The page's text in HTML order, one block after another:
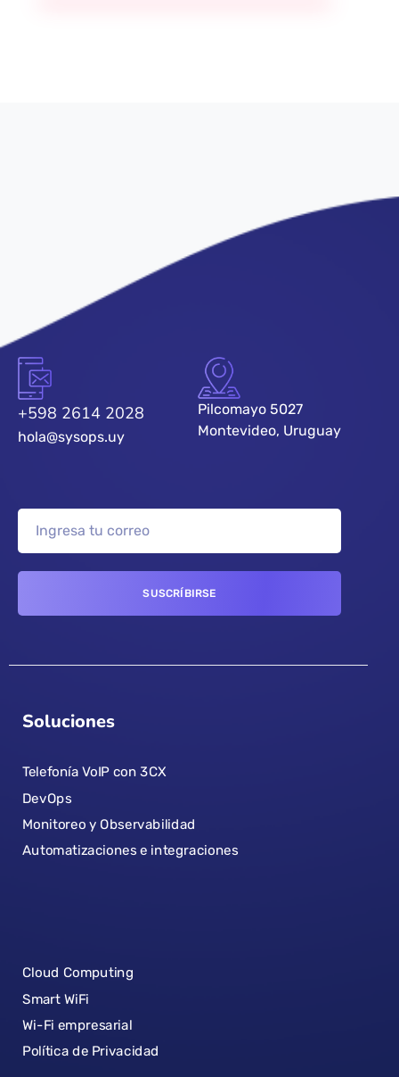
+598 2614 2028
hola@sysops.uy
Pilcomayo 5027
Montevideo, Uruguay
Soluciones
Telefonía VoIP con 3CX
DevOps
Monitoreo y Observabilidad
Automatizaciones e integraciones
Cloud Computing
Smart WiFi
Wi-Fi empresarial
Política de Privacidad